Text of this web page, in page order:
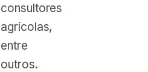
consultores
agrícolas,
entre
outros.